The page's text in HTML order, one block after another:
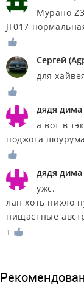
Мурано
JF017
Сергей (
для
дядя дима
а вот в
поджога
дядя дима
ужс.
лан хоть пихло
нищастные
1